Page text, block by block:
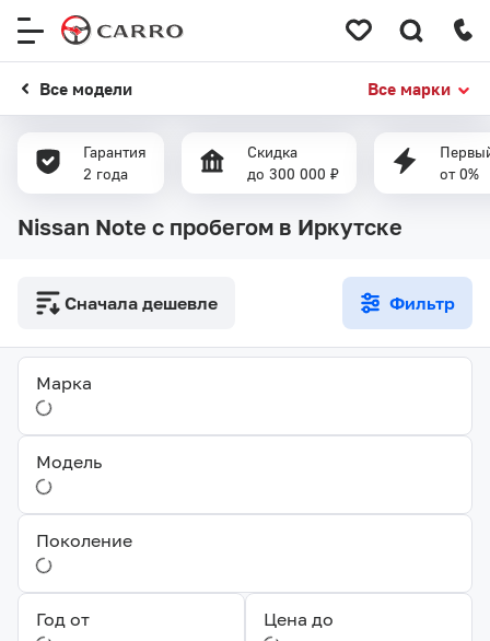
Все модели Все марки
Гарантия
2 года
Скидка
до 300 000 ₽
от 0%
Nissan Note с пробегом в Иркутске
Фильтр
Сначала дешевле
Марка
Модель
Поколение
Год от Цена до